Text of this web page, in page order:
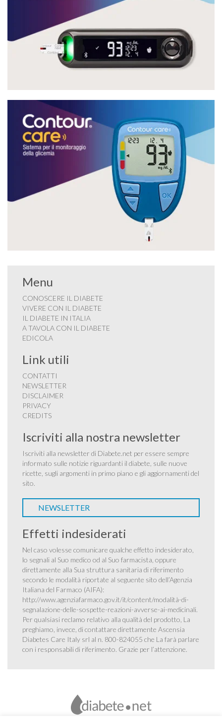
Menu
CONOSCERE IL DIABETE
VIVERE CON IL DIABETE
IL DIABETE IN ITALIA
A TAVOLA CON IL DIABETE
EDICOLA
Link utili
CONTATTI
NEWSLETTER
DISCLAIMER
PRIVACY
CREDITS
Iscriviti alla nostra newsletter
Iscriviti alla newsletter di Diabete.net per essere sempre
informato sulle notizie riguardanti il diabete, sulle nuove
ricette, sugli argomenti in primo piano e gli aggiornamenti del
sito.
NEWSLETTER
Effetti indesiderati
Nel caso volesse comunicare qualche effetto indesiderato,
lo segnali al Suo medico od al Suo farmacista, oppure
direttamente alla Sua struttura sanitaria di riferimento
secondo le modalità riportate al seguente sito dell’Agenzia
Italiana del Farmaco (AIFA):
http://www.agenziafarmaco.gov.it/it/content/modalità-di-
segnalazione-delle-sospette-reazioni-avverse-ai-medicinali.
Per qualsiasi reclamo relativo alla qualità del prodotto, La
preghiamo, invece, di contattare direttamente Ascensia
Diabetes Care Italy srl al n. 800-824055 che La farà parlare
con i responsabili di riferimento. Grazie per l’attenzione.